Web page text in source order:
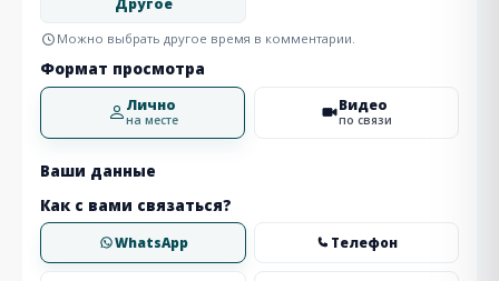
Можно выбрать другое время в комментарии.
Формат просмотра
Лично
на месте
Видео
по связи
Ваши данные
Как с вами связаться?
WhatsApp Телефон